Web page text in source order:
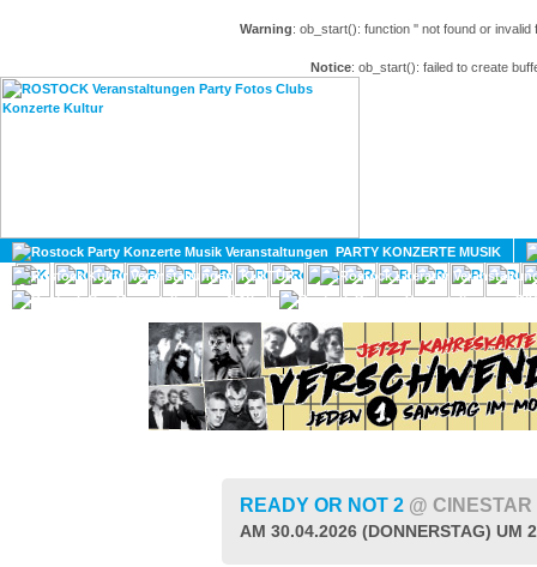
Warning: ob_start(): function '' not found or
Notice: ob_start(): failed to create
PARTY KONZERTE MUSIK
KULTUR
GAY
READY OR NOT 2 @
AM 30.04.2026 (DONNERSTAG) UM